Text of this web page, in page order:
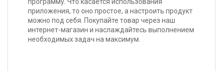
приложения, то оно простое, а настроить продукт
можно под себя. Покупайте товар через наш
интернет-магазин и наслаждайтесь выполнением
необходимых задач на максимум.